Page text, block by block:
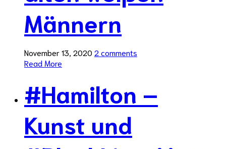
Männern
November 13, 2020 2 comments
Read More
#Hamilton –
Kunst und